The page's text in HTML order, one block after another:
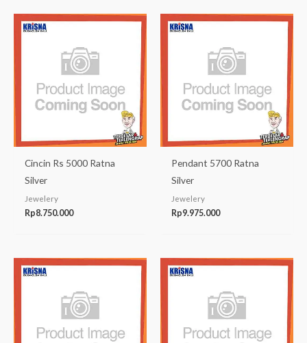
Cincin Rs 5000 Ratna
Silver
Jewelery
Rp8.750.000
Pendant 5700 Ratna
Silver
Jewelery
Rp9.975.000